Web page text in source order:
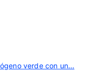
verde con un…